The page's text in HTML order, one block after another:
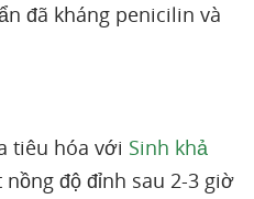
đã kháng penicilin và
tiêu hóa với Sinh khả
nồng độ đỉnh sau 2-3 giờ